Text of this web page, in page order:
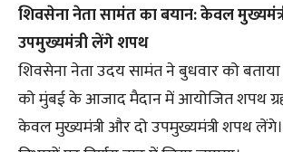
शिवसेना नेता सामंत का बयान: केवल
उपमुख्यमंत्री लेंगे शपथ
शिवसेना नेता उदय सामंत ने बुधवार को
को मुंबई के आजाद मैदान में आयोजित शपथ
केवल मुख्यमंत्री और दो उपमुख्यमंत्री शपथ